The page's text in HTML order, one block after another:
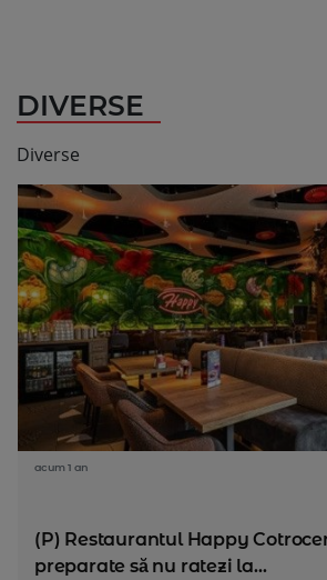
DIVERSE
Diverse
acum 1 an
(P) Restaurantul Happy
preparate să nu ratezi la...